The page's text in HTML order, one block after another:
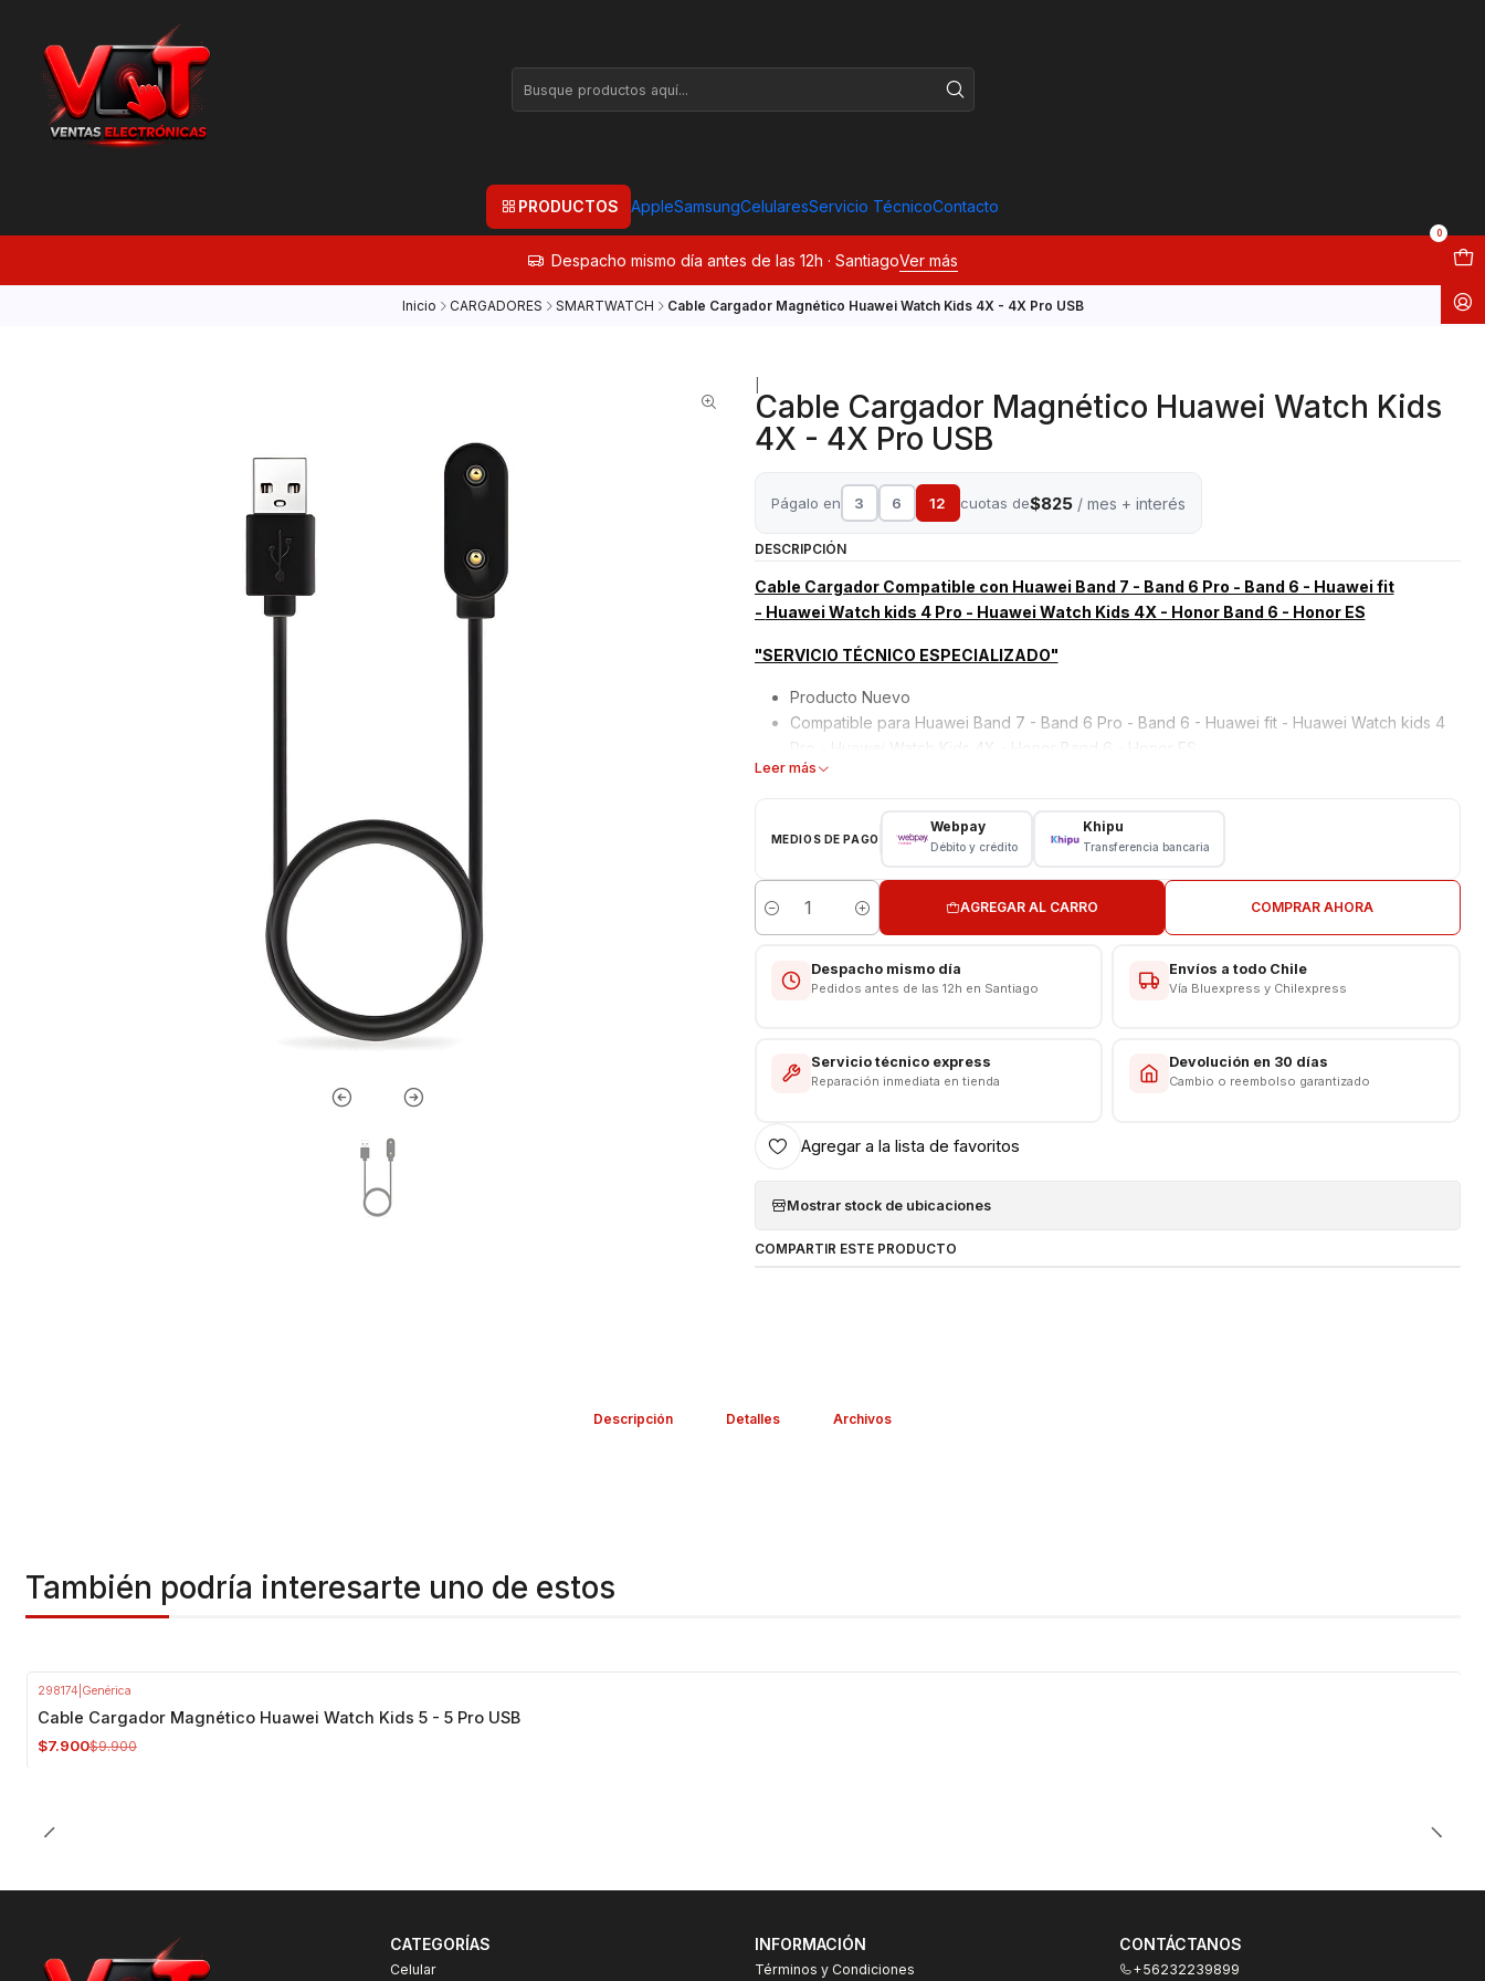
PRODUCTOS AppleSamsungCelularesServicio TécnicoContacto
0
Despacho mismo día antes de las 12h · SantiagoVer más
Inicio CARGADORES SMARTWATCH Cable Cargador Magnético Huawei Watch Kids 4X - 4X Pro USB
Cable Cargador Magnético Huawei Watch Kids
4X - 4X Pro USB
Págalo en 3 6 12 cuotas de$825/ mes + interés
DESCRIPCIÓN
Cable Cargador Compatible con Huawei Band 7 - Band 6 Pro - Band 6 - Huawei fit
- Huawei Watch kids 4 Pro - Huawei Watch Kids 4X - Honor Band 6 - Honor ES
"SERVICIO TÉCNICO ESPECIALIZADO"
Producto Nuevo
Compatible para Huawei Band 7 - Band 6 Pro - Band 6 - Huawei fit - Huawei Watch kids 4
Pro - Huawei Watch Kids 4X - Honor Band 6 - Honor ES
Coloca tu Huawei en el cargador inalámbrico para comenzar a cargarlo, así de fácil.
Cargador inalámbrico te acompaña a donde vayas. Descubrí el diseño liviano y resistente
de este pequeño dispositivo.
Características
Onda de CC pequeña de alta eficiencia de trabajo y velocidad de carga rápida.
Longitud de cable : 1 m
Voltaje de entrada (carga máxima, normal) 5 V
Corriente de entrada (carga máxima, normal) 1 A
Leer más
MEDIOS DE PAGO
Webpay
Débito y crédito
Khipu
Transferencia bancaria
Cantidad
AGREGAR AL CARRO COMPRAR AHORA
Despacho mismo día
Pedidos antes de las 12h en Santiago
Envíos a todo Chile
Vía Bluexpress y Chilexpress
Servicio técnico express
Reparación inmediata en tienda
Devolución en 30 días
Cambio o reembolso garantizado
Agregar a la lista de favoritos
Mostrar stock de ubicaciones
COMPARTIR ESTE PRODUCTO
Descripción Detalles Archivos
También podría interesarte uno de estos
298174 Genérica
Cable Cargador Magnético Huawei Watch Kids 5 - 5 Pro USB
$7.900$9.900
CATEGORÍAS
Celular
INFORMACIÓN
Términos y Condiciones
CONTÁCTANOS
+56232239899